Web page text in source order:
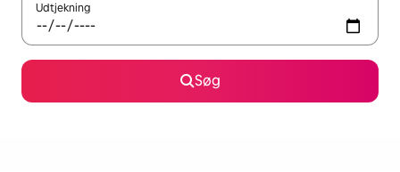
Udtjekning
Søg